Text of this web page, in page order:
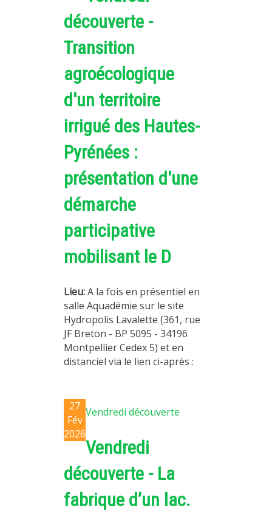
découverte -
Transition
agroécologique
d'un territoire
irrigué des Hautes-
Pyrénées :
présentation d'une
démarche
participative
mobilisant le D
Lieu:A la fois en présentiel en
salle Aquadémie sur le site
Hydropolis Lavalette (361, rue
JF Breton - BP 5095 - 34196
Montpellier Cedex 5) et en
distanciel via le lien ci-après :
27
Fév
2026
Vendredi découverte
Vendredi
découverte - La
fabrique d’un lac.